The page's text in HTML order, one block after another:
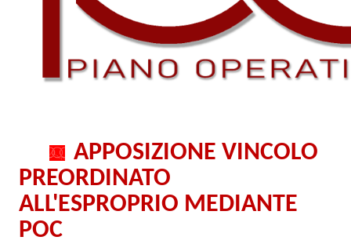
APPOSIZIONE VINCOLO
PREORDINATO
ALL'ESPROPRIO MEDIANTE
POC